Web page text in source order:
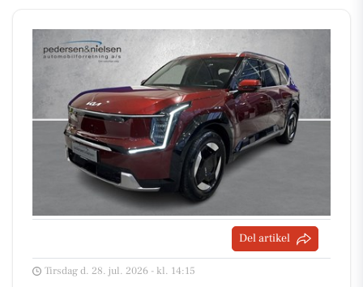
Del artikel
Tirsdag d. 28. jul. 2026 - kl. 14:15